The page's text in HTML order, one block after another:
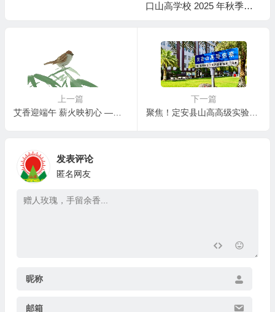
口山高学校 2025 年秋季教
上一篇
艾香迎端午 薪火映初心 —— 海口山高学校端午慰问老党员活动
下一篇
聚焦！定安县山高高级实验中学新生报名火热进行中！
发表评论
匿名网友
昵称
邮箱